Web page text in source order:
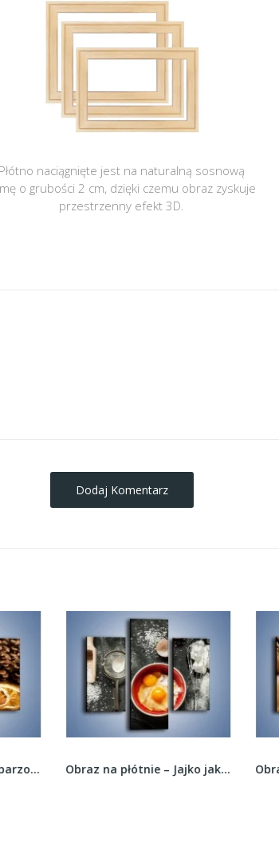
Płótno naciągnięte jest na naturalną sosnową
o grubości 2 cm, dzięki czemu obraz zyskuje
przestrzenny efekt 3D.
Dodaj Komentarz
Obraz na płótnie – Zaparzona herbata z... Obraz na płótnie – Jajko jako główny składnik –...